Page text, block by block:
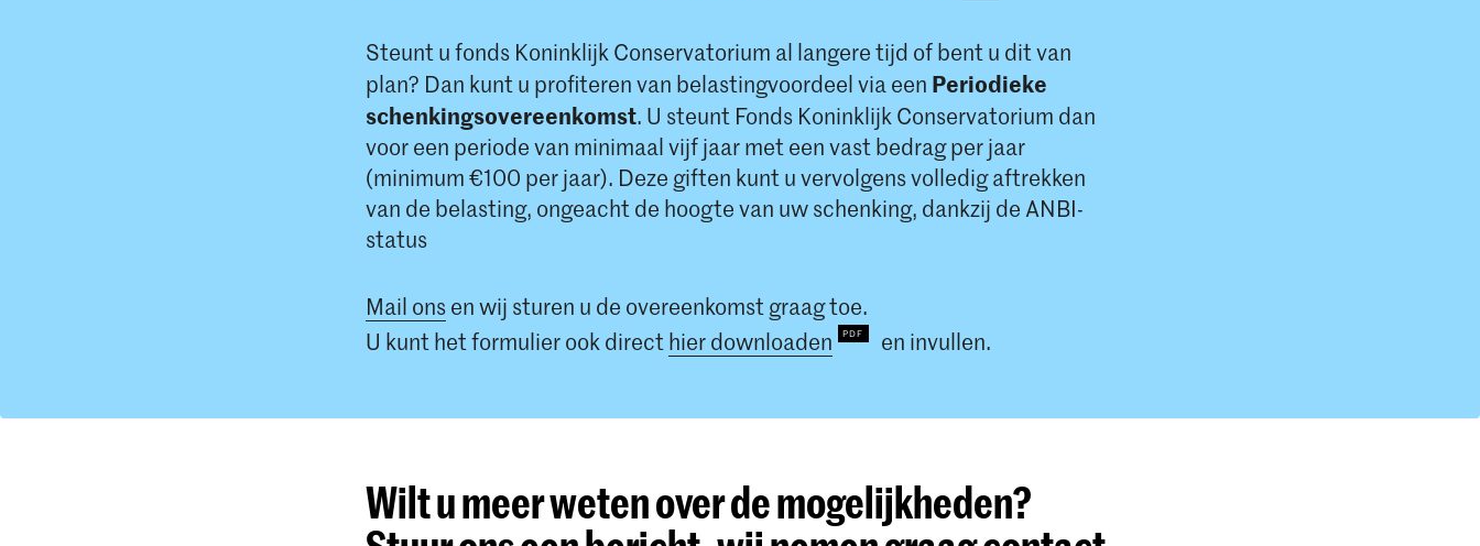
Steunt u fonds Koninklijk Conservatorium al langere tijd of bent u dit van
plan? Dan kunt u profiteren van belastingvoordeel via een Periodieke
schenkingsovereenkomst. U steunt Fonds Koninklijk Conservatorium dan
voor een periode van minimaal vijf jaar met een vast bedrag per jaar
(minimum €100 per jaar). Deze giften kunt u vervolgens volledig aftrekken
van de belasting, ongeacht de hoogte van uw schenking, dankzij de ANBI-
status
Mail onsen wij sturen u de overeenkomst graag toe.
U kunt het formulier ook direct hier downloaden en invullen.
Wilt u meer weten over de mogelijkheden?